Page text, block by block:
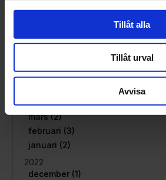
Tillåt alla
Tillåt urval
Avvisa
augusti (3)
juni (2)
april (2)
mars (2)
februari (3)
januari (2)
2022
december (1)